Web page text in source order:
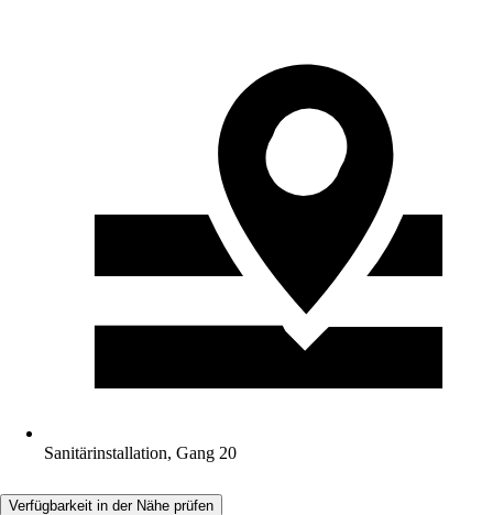
Sanitärinstallation, Gang 20
Verfügbarkeit in der Nähe prüfen